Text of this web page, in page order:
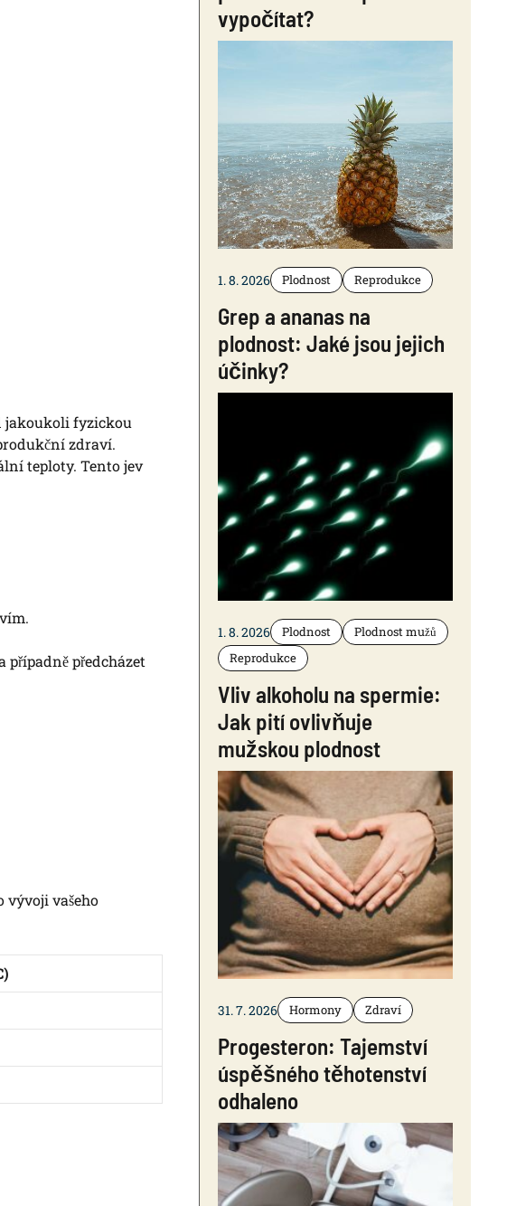
jakoukoli fyzickou
zdraví.
teploty. Tento jev
případně předcházet
vývoji vašeho
vypočítat?
1. 8. 2026 Plodnost Reprodukce
Grep a ananas na
plodnost: Jaké jsou jejich
účinky?
1. 8. 2026 Plodnost
Plodnost mužů
Reprodukce
Vliv alkoholu na spermie:
Jak pití ovlivňuje
mužskou plodnost
31. 7. 2026 Hormony Zdraví
Progesteron: Tajemství
úspěšného těhotenství
odhaleno